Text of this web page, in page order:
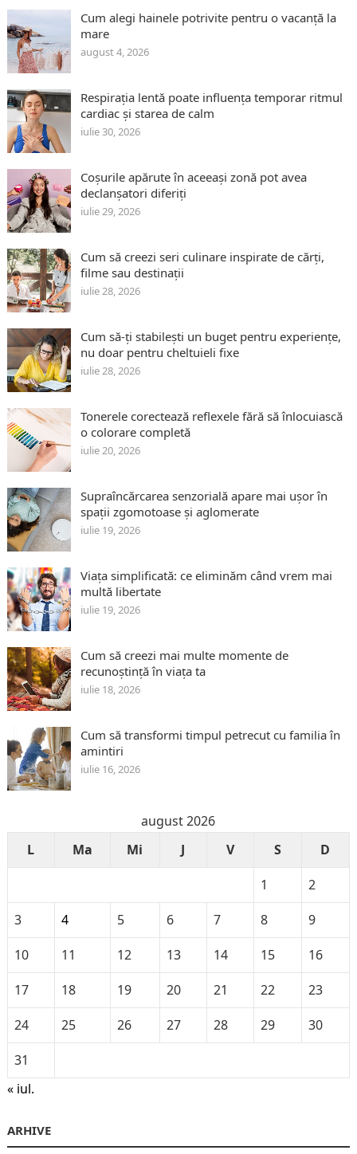
Cum alegi hainele potrivite pentru o vacanță la
mare
august 4, 2026
Respirația lentă poate influența temporar ritmul
cardiac și starea de calm
iulie 30, 2026
Coșurile apărute în aceeași zonă pot avea
declanșatori diferiți
iulie 29, 2026
Cum să creezi seri culinare inspirate de cărți,
filme sau destinații
iulie 28, 2026
Cum să-ți stabilești un buget pentru experiențe,
nu doar pentru cheltuieli fixe
iulie 28, 2026
Tonerele corectează reflexele fără să înlocuiască
o colorare completă
iulie 20, 2026
Supraîncărcarea senzorială apare mai ușor în
spații zgomotoase și aglomerate
iulie 19, 2026
Viața simplificată: ce eliminăm când vrem mai
multă libertate
iulie 19, 2026
Cum să creezi mai multe momente de
recunoștință în viața ta
iulie 18, 2026
Cum să transformi timpul petrecut cu familia în
amintiri
iulie 16, 2026
august 2026
L
Ma Mi J V S
D
1
2
3
4 5 6 7 8
9
10
11 12 13 14 15
16
17
18 19 20 21 22
23
24
25 26 27 28 29
30
31
« iul.
ARHIVE